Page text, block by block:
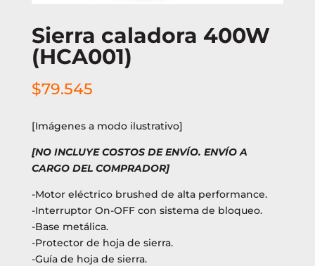
Sierra caladora 400W
(HCA001)
$79.545
[Imágenes a modo ilustrativo]
[NO INCLUYE COSTOS DE ENVÍO. ENVÍO A
CARGO DEL COMPRADOR]
-Motor eléctrico brushed de alta performance.
-Interruptor On-OFF con sistema de bloqueo.
-Base metálica.
-Protector de hoja de sierra.
-Guía de hoja de sierra.